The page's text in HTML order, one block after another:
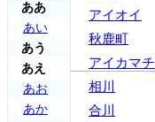
ああ
あい
あう
あえ
あお
あか
アイオイ
秋鹿町
アイカマチ
相川
合川